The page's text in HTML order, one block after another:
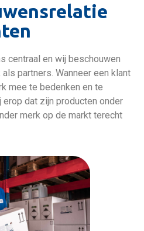
centraal en wij beschouwen
partners. Wanneer een klant
mee te bedenken en te
erop dat zijn producten onder
merk op de markt terecht